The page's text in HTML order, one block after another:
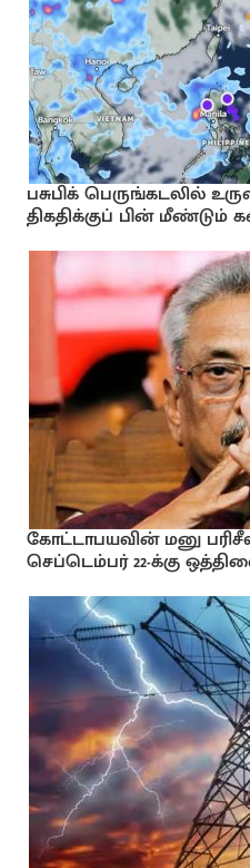
பசுபிக் பெருங்கடலில்
திகதிக்குப் பின் மீண்டும்
கோட்டாபயவின் மனு
செப்டெம்பர் 22-க்கு